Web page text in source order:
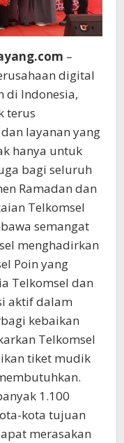
–
digital
di Indonesia,
terus
layanan yang
hanya untuk
bagi seluruh
Ramadan dan
Telkomsel
semangat
menghadirkan
Poin yang
Telkomsel dan
aktif dalam
kebaikan
Telkomsel
tiket mudik
1.100
kota tujuan
merasakan